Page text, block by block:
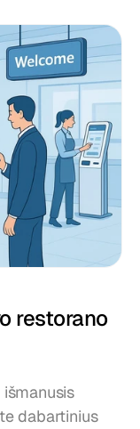
restorano
dabartinius